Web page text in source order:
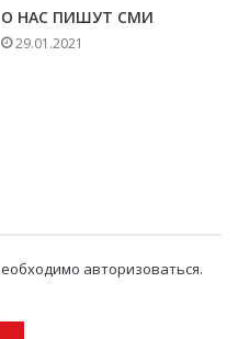
О НАС ПИШУТ СМИ
29.01.2021
авторизоваться.